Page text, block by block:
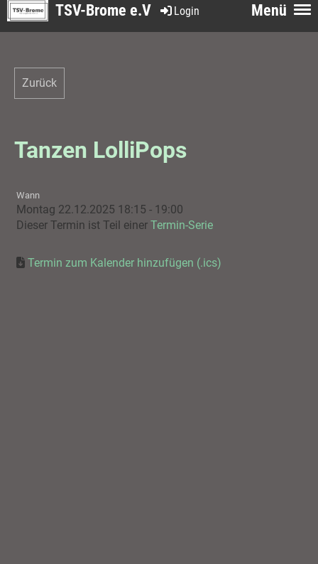
Menü
Login
TSV-Brome e.V
Zurück
Tanzen LolliPops
Wann
Montag 22.12.2025 18:15 - 19:00
Dieser Termin ist Teil einer Termin-Serie
Termin zum Kalender hinzufügen (.ics)